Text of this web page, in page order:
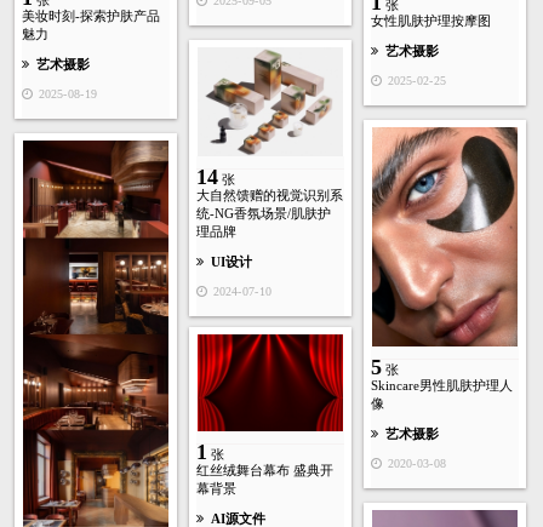
美妆时刻-探索护肤产品
魅力
艺术摄影
2025-08-19
张
女性肌肤护理按摩图
艺术摄影
2025-02-25
14 张
大自然馈赠的视觉识别系
统-NG香氛场景/肌肤护
理品牌
UI设计
2024-07-10
5 张
Skincare男性肌肤护理人
像
艺术摄影
2020-03-08
1 张
红丝绒舞台幕布 盛典开
幕背景
AI源文件